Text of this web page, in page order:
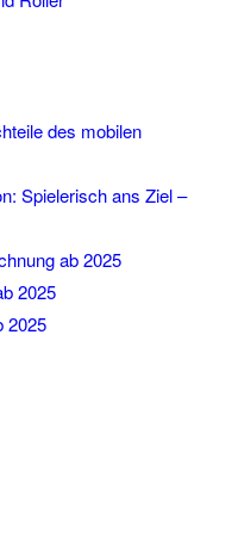
des mobilen
Spielerisch ans Ziel –
ab 2025
2025
2025